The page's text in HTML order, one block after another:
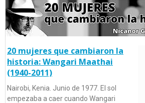
20 mujeres que cambiaron la
historia: Wangari Maathai
(1940-2011)
Nairobi, Kenia. Junio de 1977. El sol
empezaba a caer cuando Wangari